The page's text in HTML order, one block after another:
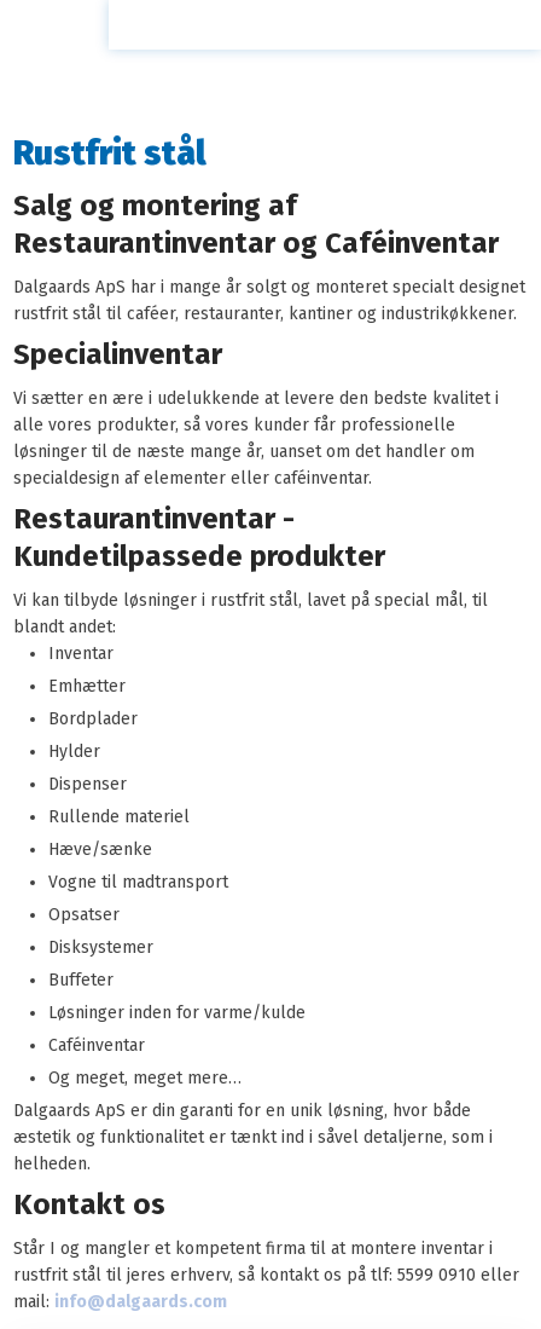
Rustfrit stål
Salg og montering af
Restaurantinventar og Caféinventar
Dalgaards ApS har i mange år solgt og monteret specialt designet
rustfrit stål til caféer, restauranter, kantiner og industrikøkkener.
Specialinventar
Vi sætter en ære i udelukkende at levere den bedste kvalitet i
alle vores produkter, så vores kunder får professionelle
løsninger til de næste mange år, uanset om det handler om
specialdesign af elementer eller caféinventar.
Restaurantinventar -
Kundetilpassede produkter
Vi kan tilbyde løsninger i rustfrit stål, lavet på special mål, til
blandt andet:
Inventar
Emhætter
Bordplader
Hylder
Dispenser
Rullende materiel
Hæve/sænke
Vogne til madtransport
Opsatser
Disksystemer
Buffeter
Løsninger inden for varme/kulde
Caféinventar
Og meget, meget mere…
Dalgaards ApS er din garanti for en unik løsning, hvor både
æstetik og funktionalitet er tænkt ind i såvel detaljerne, som i
helheden.
Kontakt os
Står I og mangler et kompetent firma til at montere inventar i
rustfrit stål til jeres erhverv, så kontakt os på tlf: 5599 0910 eller
mail: info@dalgaards.com